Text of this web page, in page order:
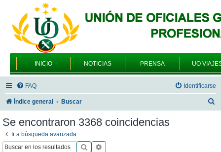
INICIO NOTICIAS PRENSA UO
FAQ Identificarse
Índice general Buscar
Se encontraron 3368 coincidencias
Ir a búsqueda avanzada
Buscar